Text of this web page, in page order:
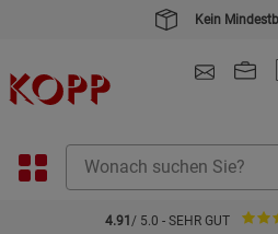
Kein
4.91 / 5.0 - SEHR GUT